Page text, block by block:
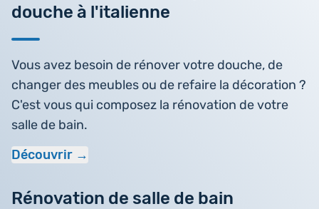
Rénovation de salle de bain
douche à l'italienne
Vous avez besoin de rénover votre douche, de
changer des meubles ou de refaire la décoration ?
C'est vous qui composez la rénovation de votre
salle de bain.
Découvrir